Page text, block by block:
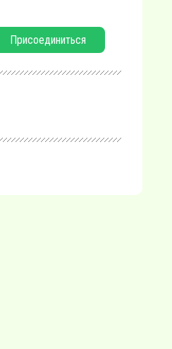
Присоединиться